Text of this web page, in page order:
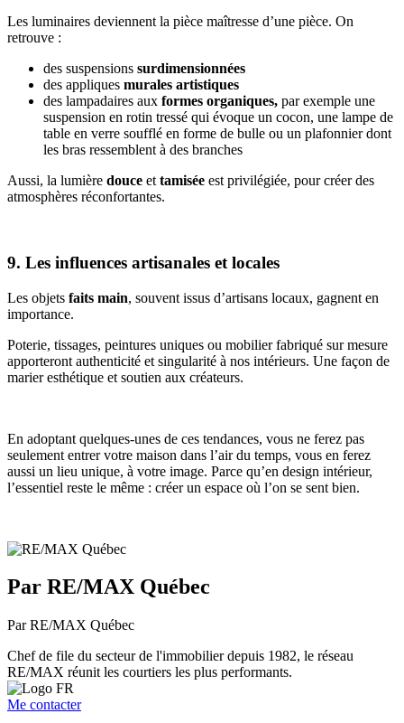
Les luminaires deviennent la pièce maîtresse d’une pièce. On
retrouve :
des suspensions surdimensionnées
des appliques murales artistiques
des lampadaires aux formes organiques, par exemple une
suspension en rotin tressé qui évoque un cocon, une lampe de
table en verre soufflé en forme de bulle ou un plafonnier dont
les bras ressemblent à des branches
Aussi, la lumière douce et tamisée est privilégiée, pour créer des
atmosphères réconfortantes.
9. Les influences artisanales et locales
Les objets faits main, souvent issus d’artisans locaux, gagnent en
importance.
Poterie, tissages, peintures uniques ou mobilier fabriqué sur mesure
apporteront authenticité et singularité à nos intérieurs. Une façon de
marier esthétique et soutien aux créateurs.
En adoptant quelques-unes de ces tendances, vous ne ferez pas
seulement entrer votre maison dans l’air du temps, vous en ferez
aussi un lieu unique, à votre image. Parce qu’en design intérieur,
l’essentiel reste le même : créer un espace où l’on se sent bien.
Par RE/MAX Québec
Par RE/MAX Québec
Chef de file du secteur de l'immobilier depuis 1982, le réseau
RE/MAX réunit les courtiers les plus performants.
Me contacter